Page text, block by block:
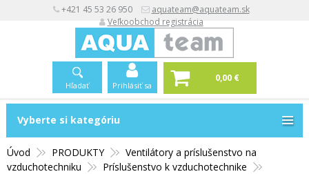
+421 45 53 26 950
aquateam@aquateam.sk
Veľkoobchod registrácia
Hľadať Prihlásiť sa
0,00 €
Vyberte si kategóriu
Úvod PRODUKTY
Ventilátory a príslušenstvo na
vzduchotechniku
Príslušenstvo k vzduchotechnike
Vyberte si kategóriu